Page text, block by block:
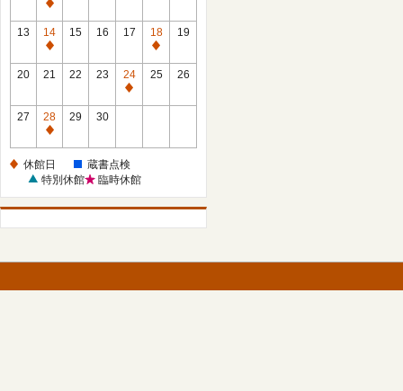
休
館
日
13
14
休
館
15 16 17
18
休
館
19
20 21 22 23
24
休
25 26
27
28
休
日
29 30
休館日
蔵書点検
特別休館
臨時休館